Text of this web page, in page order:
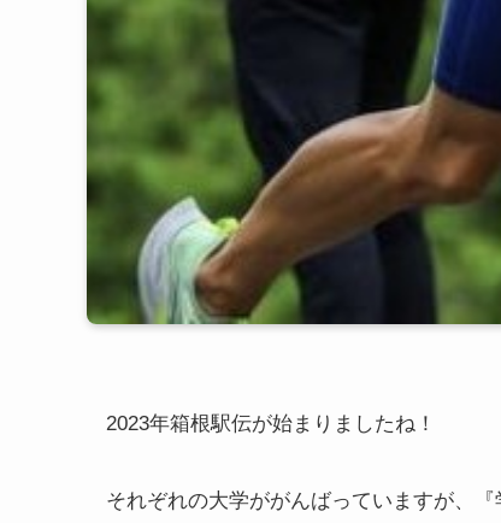
2023年箱根駅伝が始まりましたね！
それぞれの大学ががんばっていますが、